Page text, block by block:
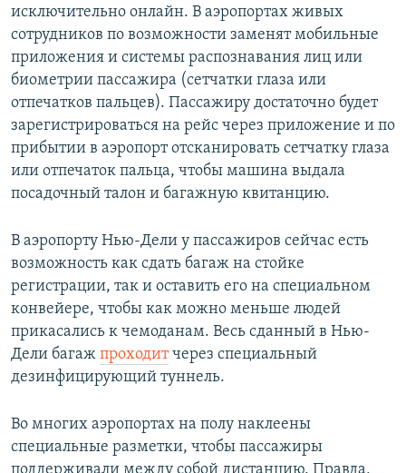
исключительно онлайн. В аэропортах живых
сотрудников по возможности заменят мобильные
приложения и системы распознавания лиц или
биометрии пассажира (сетчатки глаза или
отпечатков пальцев). Пассажиру достаточно будет
зарегистрироваться на рейс через приложение и по
прибытии в аэропорт отсканировать сетчатку глаза
или отпечаток пальца, чтобы машина выдала
посадочный талон и багажную квитанцию.
В аэропорту Нью-Дели у пассажиров сейчас есть
возможность как сдать багаж на стойке
регистрации, так и оставить его на специальном
конвейере, чтобы как можно меньше людей
прикасались к чемоданам. Весь сданный в Нью-
Дели багаж проходитчерез специальный
дезинфицирующий туннель.
Во многих аэропортах на полу наклеены
специальные разметки, чтобы пассажиры